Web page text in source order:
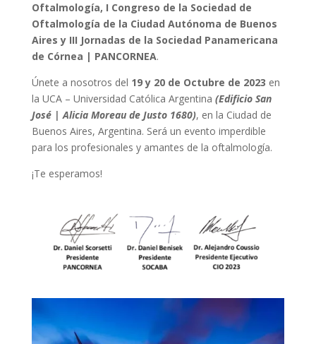
Oftalmología, I Congreso de la Sociedad de
Oftalmología de la Ciudad Autónoma de Buenos
Aires y III Jornadas de la Sociedad Panamericana
de Córnea | PANCORNEA.
Únete a nosotros del 19 y 20 de Octubre de 2023 en
la UCA – Universidad Católica Argentina (Edificio San
José | Alicia Moreau de Justo 1680), en la Ciudad de
Buenos Aires, Argentina. Será un evento imperdible
para los profesionales y amantes de la oftalmología.
¡Te esperamos!